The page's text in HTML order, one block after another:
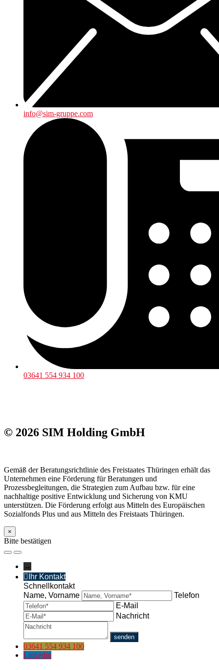
info@sim-gruppe.com
03641 554 934 100
© 2026 SIM Holding GmbH
Gemäß der Beratungsrichtlinie des Freistaates Thüringen erhält das
Unternehmen eine Förderung für Beratungen und
Prozessbegleitungen, die Strategien zum Aufbau bzw. für eine
nachhaltige positive Entwicklung und Sicherung von KMU
unterstützen. Die Förderung erfolgt aus Mitteln des Europäischen
Sozialfonds Plus und aus Mitteln des Freistaats Thüringen.
×
Bitte bestätigen
→
Ihr Kontakt
Schnellkontakt
Name, Vorname
Telefon
E-Mail
Nachricht
03641 554 934 100
Linkedin